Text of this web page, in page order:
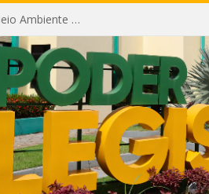
Câmara recebe palestra da Secretária Municipal de Meio Ambiente sobre as ações da “SEMANA DO MEIO AMBIENTE”